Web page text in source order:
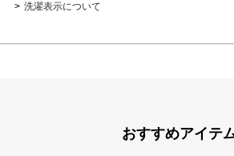
洗濯表示について
おすすめアイテ